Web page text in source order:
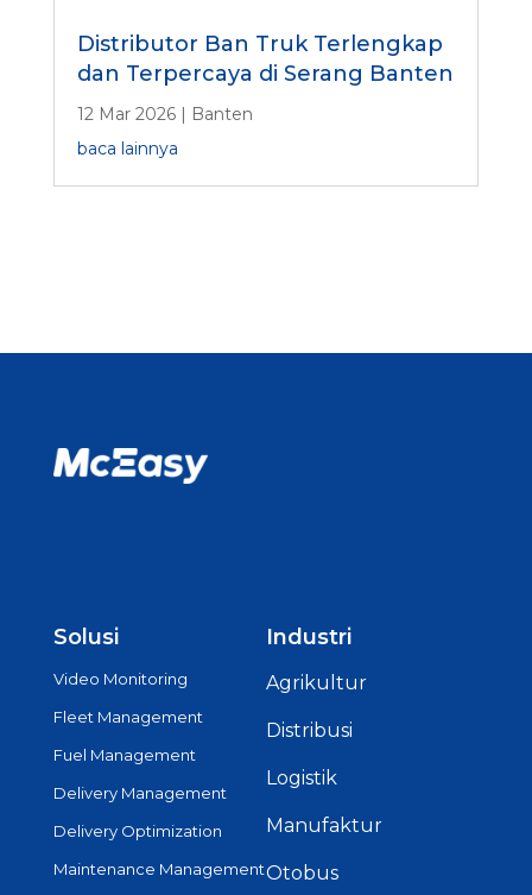
Distributor Ban Truk Terlengkap
dan Terpercaya di Serang Banten
12 Mar 2026|
Banten
baca lainnya
Solusi
Video Monitoring
Fleet Management
Fuel Management
Delivery Management
Delivery Optimization
Maintenance Management
Industri
Agrikultur
Distribusi
Logistik
Manufaktur
Otobus